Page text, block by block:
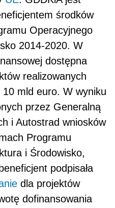
środków
Operacyjnego
2014-2020. W
dostępna
realizowanych
mld euro. W wyniku
przez Generalną
i Autostrad wniosków
Programu
i Środowisko,
podpisała
dla projektów
dofinansowania